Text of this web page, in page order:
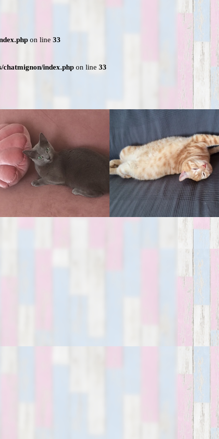
on line 33
chatmignon/index.php on line 33